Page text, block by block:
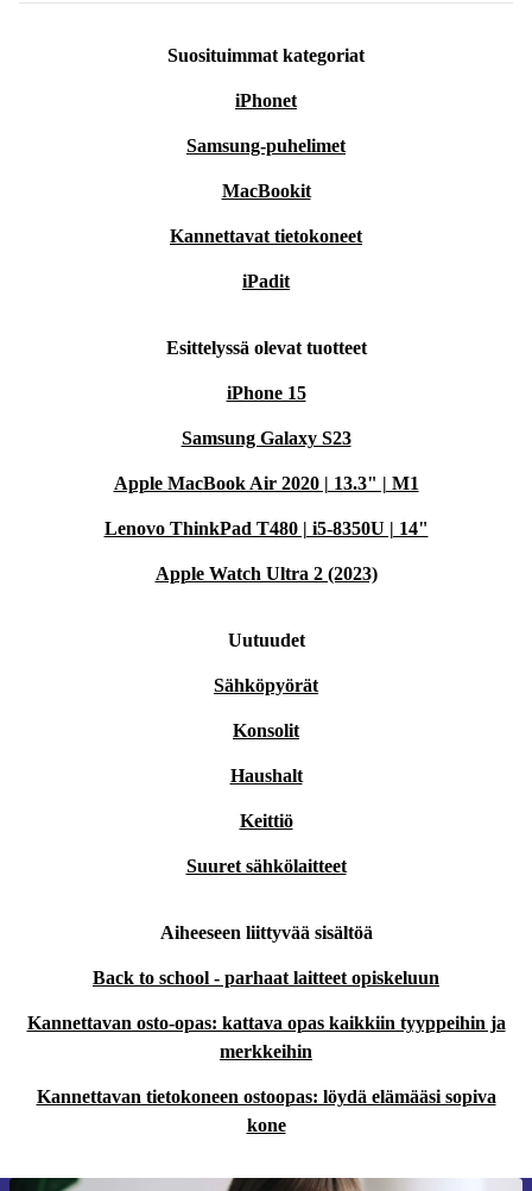
Suosituimmat kategoriat
iPhonet
Samsung-puhelimet
MacBookit
Kannettavat tietokoneet
iPadit
Esittelyssä olevat tuotteet
iPhone 15
Samsung Galaxy S23
Apple MacBook Air 2020 | 13.3" | M1
Lenovo ThinkPad T480 | i5-8350U | 14"
Apple Watch Ultra 2 (2023)
Uutuudet
Sähköpyörät
Konsolit
Haushalt
Keittiö
Suuret sähkölaitteet
Aiheeseen liittyvää sisältöä
Back to school - parhaat laitteet opiskeluun
Kannettavan osto-opas: kattava opas kaikkiin tyyppeihin ja
merkkeihin
Kannettavan tietokoneen ostoopas: löydä elämääsi sopiva
kone